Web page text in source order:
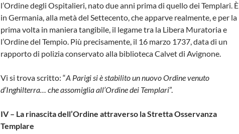
l’Ordine degli Ospitalieri, nato due anni prima di quello dei Templari. È
in Germania, alla metà del Settecento, che apparve realmente, e per la
prima volta in maniera tangibile, il legame tra la Libera Muratoria e
l’Ordine del Tempio. Più precisamente, il 16 marzo 1737, data di un
rapporto di polizia conservato alla biblioteca Calvet di Avignone.
Vi si trova scritto: “A Parigi si è stabilito un nuovo Ordine venuto
d’Inghilterra… che assomiglia all’Ordine dei Templari”.
IV – La rinascita dell’Ordine attraverso la Stretta Osservanza
Templare